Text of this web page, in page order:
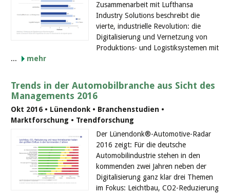
Zusammenarbeit mit Lufthansa
Industry Solutions beschreibt die
vierte, industrielle Revolution: die
Digitalisierung und Vernetzung von
Produktions- und Logistiksystemen mit
...
mehr
Trends in der Automobilbranche aus Sicht des
Managements 2016
Okt 2016 • Lünendonk • Branchenstudien •
Marktforschung • Trendforschung
Der Lünendonk®-Automotive-Radar
2016 zeigt: Für die deutsche
Automobilindustrie stehen in den
kommenden zwei Jahren neben der
Digitalisierung ganz klar drei Themen
im Fokus: Leichtbau, CO2-Reduzierung